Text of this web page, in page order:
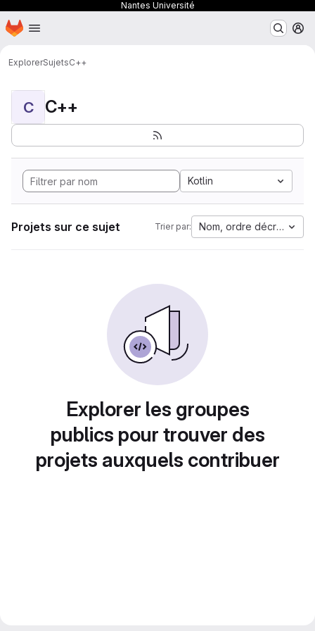
Nantes Université
Passer au contenu principal
Page d'accueil
ExplorerSujetsC++
C C++
Kotlin
Projets sur ce sujet Trier par: Nom, ordre décroissant
Explorer les groupes
publics pour trouver des
projets auxquels contribuer